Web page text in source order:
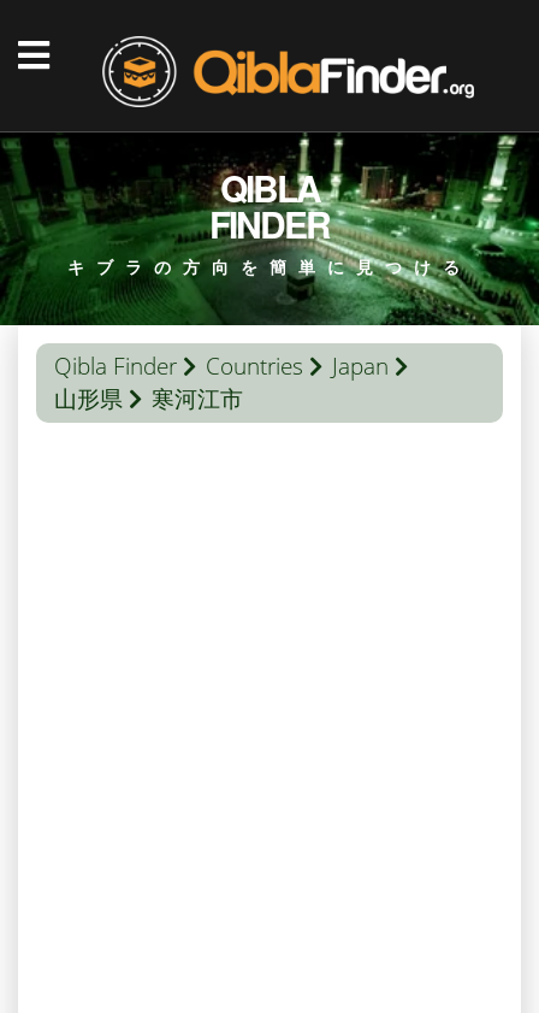
QIBLA
FINDER
キブラの方向を簡単に見つける
Qibla Finder Countries
Japan
山形県
寒河江市